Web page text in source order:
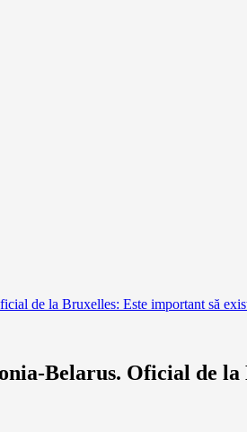
de la Bruxelles: Este important să
Belarus. Oficial de la